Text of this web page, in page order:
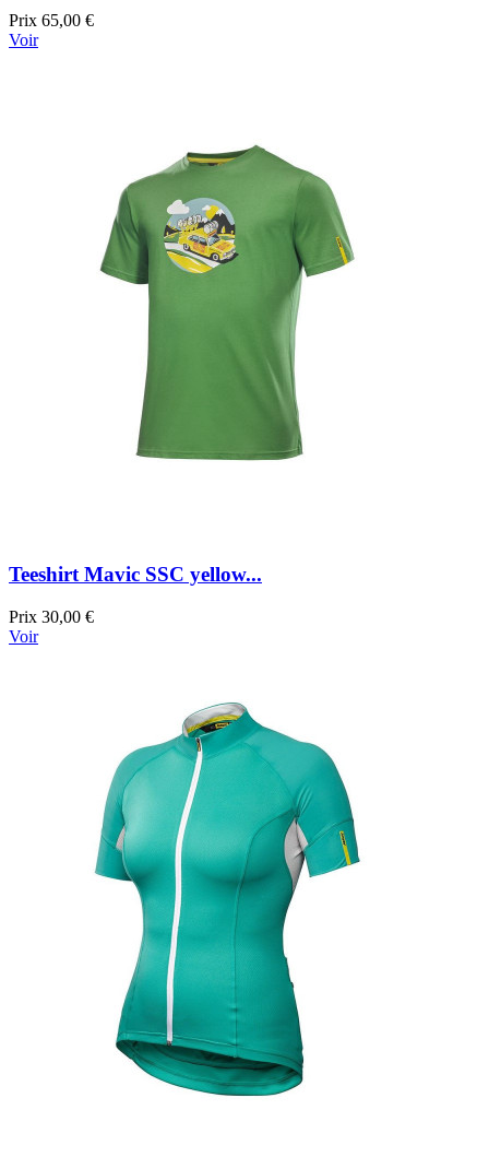
Prix 65,00 €
Voir
Teeshirt Mavic SSC yellow...
Prix 30,00 €
Voir